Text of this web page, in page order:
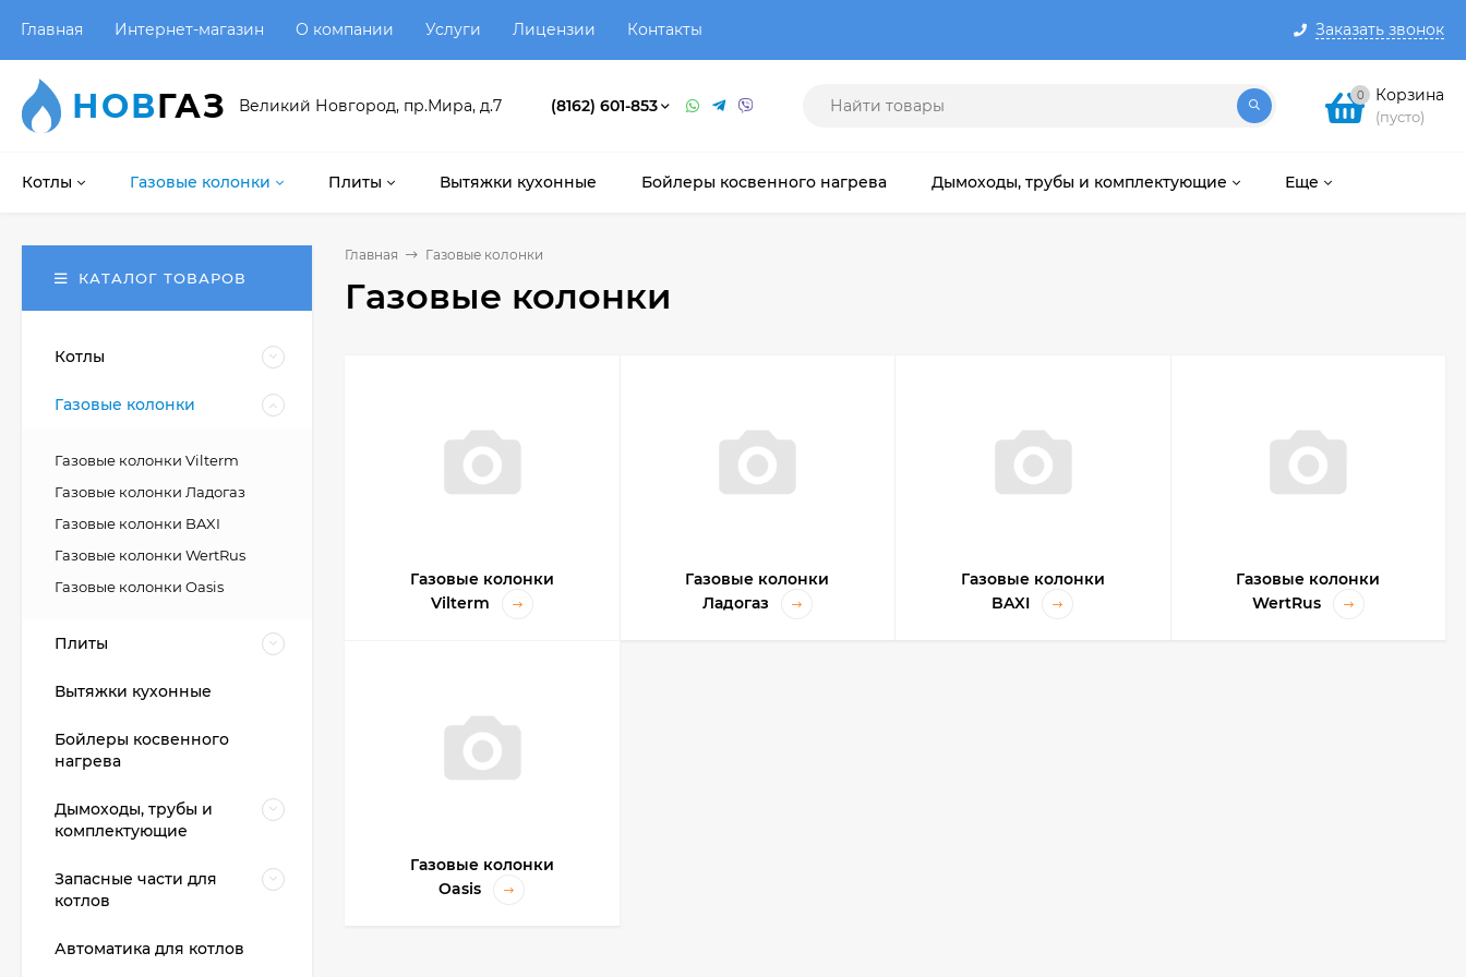
Заказать звонок
Главная Интернет-магазин О компании Услуги Лицензии Контакты
НОВГАЗ Великий Новгород, пр.Мира, д.7 (8162) 601-853 0 Корзина
(пусто)
Котлы Газовые колонки Плиты Вытяжки кухонные Бойлеры косвенного нагрева Дымоходы, трубы и комплектующие Еще
Главная Газовые колонки
Газовые колонки
Газовые колонки
Vilterm
Газовые колонки
Ладогаз
Газовые колонки
BAXI
Газовые колонки
WertRus
Газовые колонки
Oasis
КАТАЛОГ ТОВАРОВ
Котлы
Газовые колонки
Газовые колонки Vilterm
Газовые колонки Ладогаз
Газовые колонки BAXI
Газовые колонки WertRus
Газовые колонки Oasis
Плиты
Вытяжки кухонные
Бойлеры косвенного
нагрева
Дымоходы, трубы и
комплектующие
Запасные части для
котлов
Автоматика для котлов
BAXI ECO Life 1.14F